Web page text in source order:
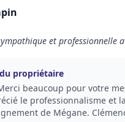
et professionnelle
propriétaire
beaucoup pour votre
le professionnalisme et
de Mégane.